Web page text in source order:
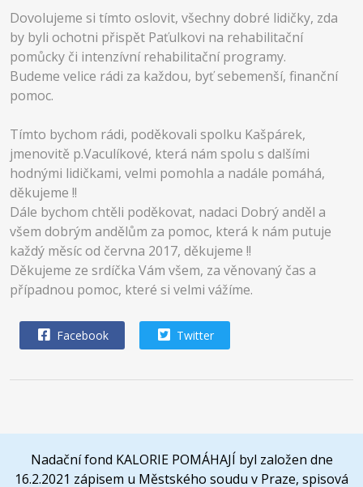
Dovolujeme si tímto oslovit, všechny dobré lidičky, zda
by byli ochotni přispět Paťulkovi na rehabilitační
pomůcky či intenzívní rehabilitační programy.
Budeme velice rádi za každou, byť sebemenší, finanční
pomoc.
Tímto bychom rádi, poděkovali spolku Kašpárek,
jmenovitě p.Vaculíkové, která nám spolu s dalšími
hodnými lidičkami, velmi pomohla a nadále pomáhá,
děkujeme !!
Dále bychom chtěli poděkovat, nadaci Dobrý anděl a
všem dobrým andělům za pomoc, která k nám putuje
každý měsíc od června 2017, děkujeme !!
Děkujeme ze srdíčka Vám všem, za věnovaný čas a
případnou pomoc, které si velmi vážíme.
Facebook Twitter
Nadační fond KALORIE POMÁHAJÍ byl založen dne
16.2.2021 zápisem u Městského soudu v Praze, spisová